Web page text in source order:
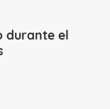
durante el